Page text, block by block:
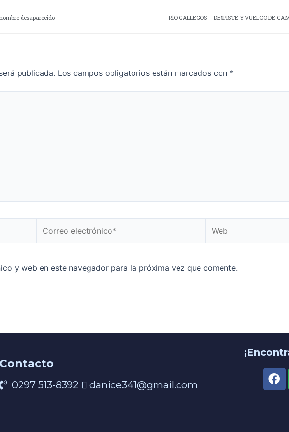
desaparecido RÍO GALLEGOS – DESPISTE Y VUELCO DE
publicada. Los campos obligatorios están marcados con *
y web en este navegador para la próxima vez que comente.
Contacto
0297 513-8392 danice341@gmail.com